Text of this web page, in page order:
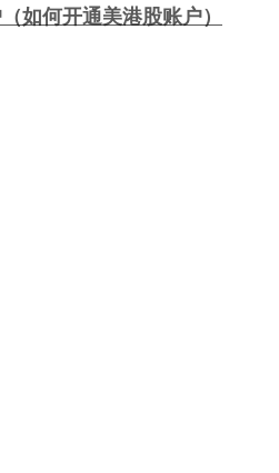
如何开通美港股账户）